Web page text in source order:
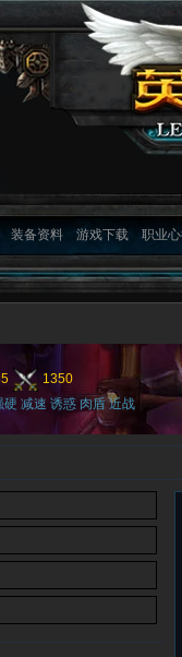
装备资料 游戏下载 职业
1350
硬 减速 诱惑 肉盾 近战